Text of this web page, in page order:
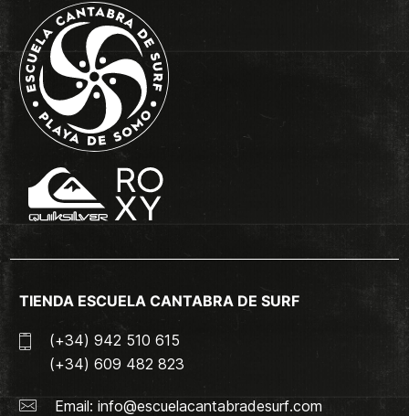
TIENDA ESCUELA CANTABRA DE SURF
(+34) 942 510 615
(+34) 609 482 823
Email: info@escuelacantabradesurf.com